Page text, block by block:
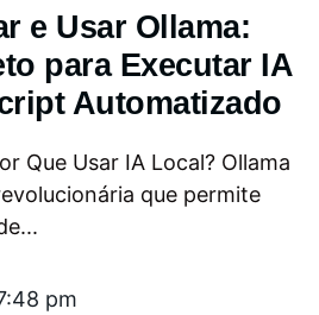
e Usar Ollama:
para Executar IA
Automatizado
Que Usar IA Local? Ollama
que permite
pm